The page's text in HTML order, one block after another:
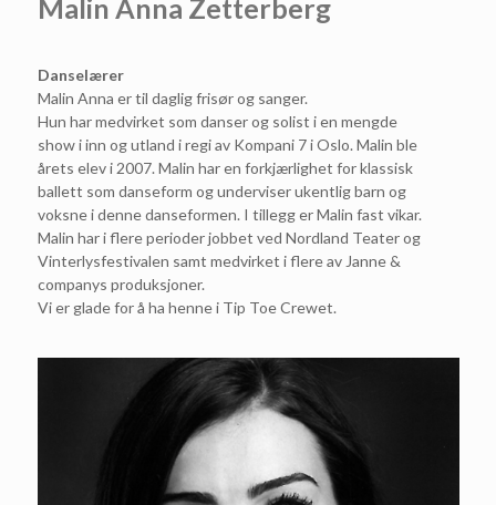
Malin Anna Zetterberg
Danselærer
Malin Anna er til daglig frisør og sanger.
Hun har medvirket som danser og solist i en mengde
show i inn og utland i regi av Kompani 7 i Oslo. Malin ble
årets elev i 2007. Malin har en forkjærlighet for klassisk
ballett som danseform og underviser ukentlig barn og
voksne i denne danseformen. I tillegg er Malin fast vikar.
Malin har i flere perioder jobbet ved Nordland Teater og
Vinterlysfestivalen samt medvirket i flere av Janne &
companys produksjoner.
Vi er glade for å ha henne i Tip Toe Crewet.